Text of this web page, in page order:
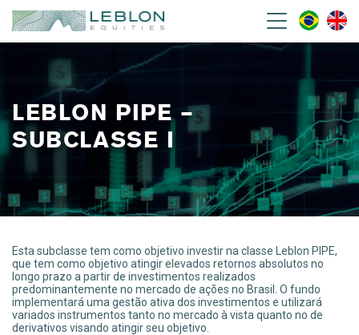
LEBLON PIPE –
SUBCLASSE I
Esta subclasse tem como objetivo investir na classe Leblon PIPE,
que tem como objetivo atingir elevados retornos absolutos no
longo prazo a partir de investimentos realizados
predominantemente no mercado de ações no Brasil. O fundo
implementará uma gestão ativa dos investimentos e utilizará
variados instrumentos tanto no mercado à vista quanto no de
derivativos visando atingir seu objetivo.